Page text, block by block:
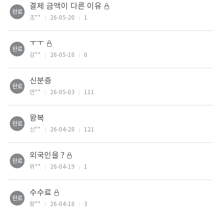
완료
결제 금액이 다른 이유
조** 26-05-20 1
완료
ㅜㅜ
강** 26-05-18 0
완료
신분증
안** 26-05-03 111
완료
왕복
신** 26-04-28 121
완료
외국인을 ?
위** 26-04-19 1
완료
수수료
왕** 26-04-18 3